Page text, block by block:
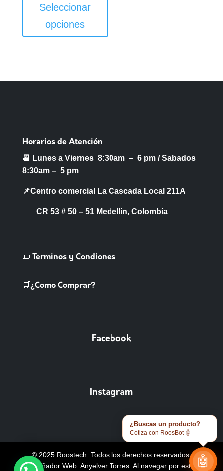
Seleccionar
opciones
se
de
Horarios de Atención
📆 Lunes a Viernes 8:30am – 6 pm /Sabados
8:30am – 5 pm
📌Centro comercial La Cascada Local 211A
CR 53 # 50 – 51 Medellin, Colombia
📜 Terminos y Condiones
🛒¿Como Comprar?
Facebook
Instagram
© 2025 Roostech. Todos los derechos reservados.
Diseñador Web: Anyelver Torres . Al navegar por este
¿Buscas un producto?
Cotiza con RoosBot 🤖
🤖